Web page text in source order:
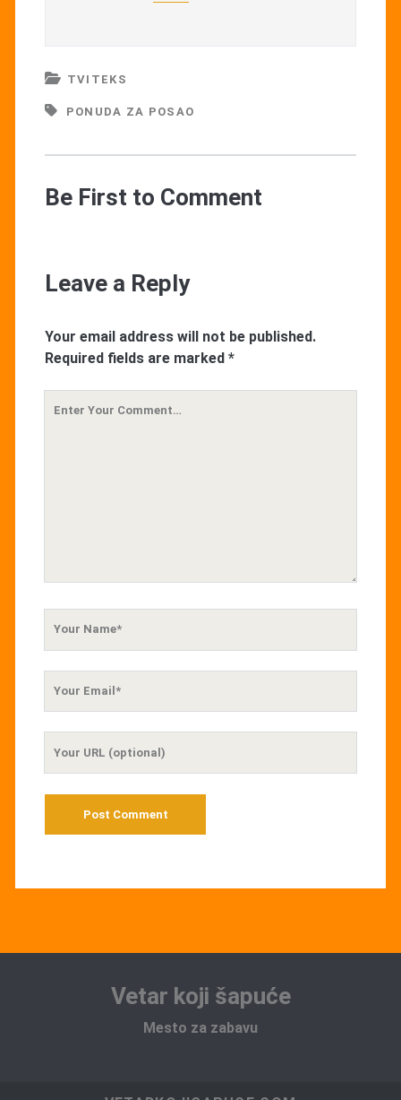
TVITEKS
PONUDA ZA POSAO
Be First to Comment
Leave a Reply
Your email address will not be published.
Required fields are marked *
Vetar koji šapuće
Mesto za zabavu